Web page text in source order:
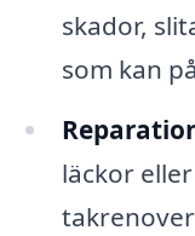
skador,
som kan
läckor